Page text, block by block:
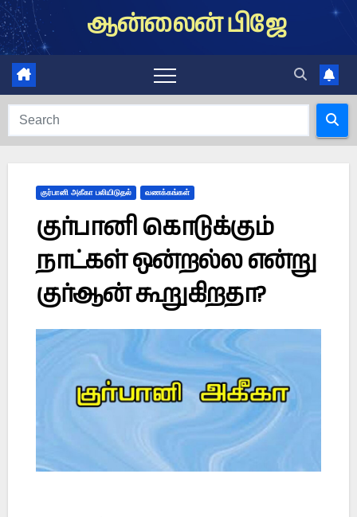
Skip
to
content
ஆன்லைன் பிஜே
குர்பானி அகீகா பலியிடுதல் வணக்கங்கள்
குர்பானி கொடுக்கும்
நாட்கள் ஒன்றல்ல என்று
குர்ஆன் கூறுகிறதா?